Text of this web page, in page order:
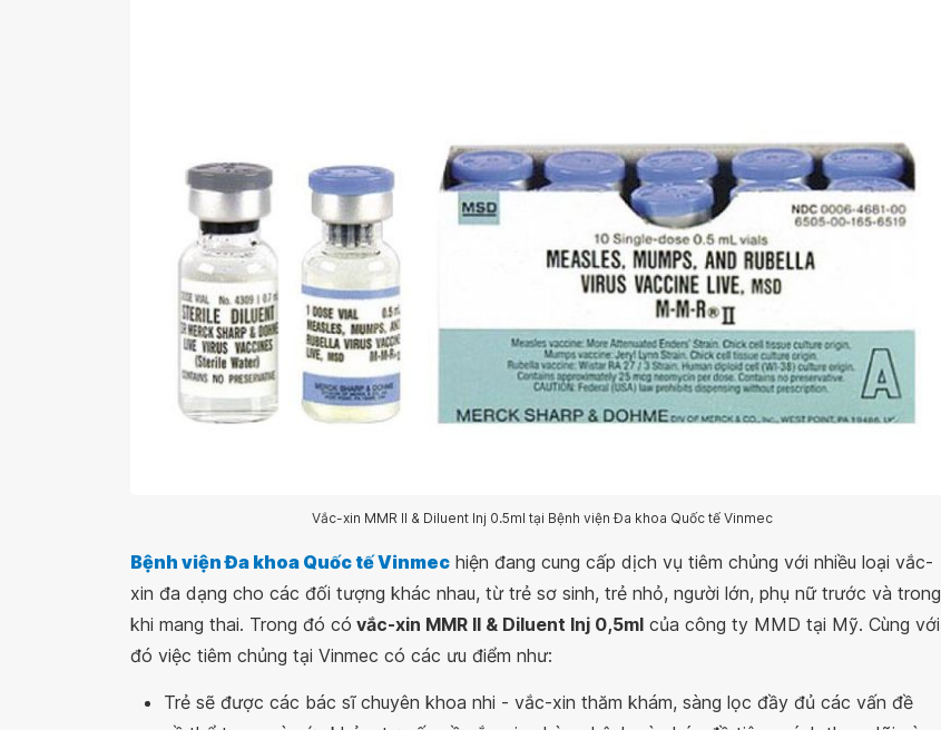
Vắc-xin MMR II & Diluent Inj 0.5ml tại Bệnh viện Đa khoa Quốc tế Vinmec
Bệnh viện Đa khoa Quốc tế Vinmec hiện đang cung cấp dịch vụ tiêm chủng với nhiều loại vắc-
xin đa dạng cho các đối tượng khác nhau, từ trẻ sơ sinh, trẻ nhỏ, người lớn, phụ nữ trước và trong
khi mang thai. Trong đó có vắc-xin MMR II & Diluent Inj 0,5ml của công ty MMD tại Mỹ. Cùng với
đó việc tiêm chủng tại Vinmec có các ưu điểm như:
Trẻ sẽ được các bác sĩ chuyên khoa nhi - vắc-xin thăm khám, sàng lọc đầy đủ các vấn đề